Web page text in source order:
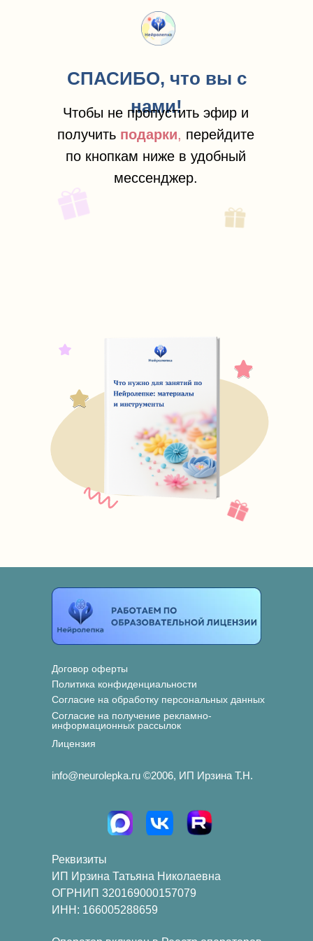
СПАСИБО, что вы с
нами!
Чтобы не пропустить эфир и
получить подарки, перейдите
по кнопкам ниже в удобный
мессенджер.
Договор оферты
Политика конфиденциальности
Согласие на обработку персональных данных
Согласие на получение рекламно-
информационных рассылок
Реквизиты
ИП Ирзина Татьяна Николаевна
ОГРНИП 320169000157079
ИНН: 166005288659
info@neurolepka.ru ©2006, ИП Ирзина Т.Н.
Лицензия